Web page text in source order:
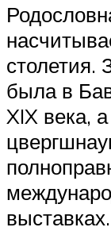
столетия.
была в
XIX века,
выставках.